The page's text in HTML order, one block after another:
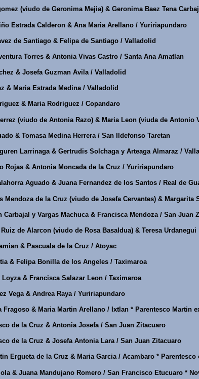
(viudo de Geronima Mejia) & Geronima Baez Tena
Estrada Calderon & Ana Maria Arellano / Yuririapundaro
de Santiago & Felipa de Santiago / Valladolid
Torres & Antonia Vivas Castro / Santa Ana Amatlan
& Josefa Guzman Avila / Valladolid
& Maria Estrada Medina / Valladolid
& Maria Rodriguez / Copandaro
(viudo de Antonia Razo) & Maria Leon (viuda de Antonio
& Tomasa Medina Herrera / San Ildefonso Taretan
Larrinaga & Gertrudis Solchaga y Arteaga Almaraz /
Rojas & Antonia Moncada de la Cruz / Yuririapundaro
Aguado & Juana Fernandez de los Santos / Real de
Mendoza de la Cruz (viudo de Josefa Cervantes) & Margarita
Carbajal y Vargas Machuca & Francisca Mendoza / San Juan
de Alarcon (viudo de Rosa Basaldua) & Teresa
& Pascuala de la Cruz / Atoyac
& Felipa Bonilla de los Angeles / Taximaroa
& Francisca Salazar Leon / Taximaroa
Vega & Andrea Raya / Yuririapundaro
Fragoso & Maria Martin Arellano / Ixtlan * Parentesco Martin
de la Cruz & Antonia Josefa / San Juan Zitacuaro
de la Cruz & Josefa Antonia Lara / San Juan Zitacuaro
Ergueta de la Cruz & Maria Garcia / Acambaro * Parentesco
& Juana Mandujano Romero / San Francisco Etucuaro *